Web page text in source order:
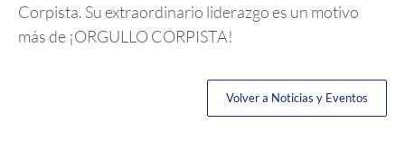
Corpista. Su extraordinario liderazgo es un motivo
más de ¡ORGULLO CORPISTA!
Volver a Noticias y Eventos